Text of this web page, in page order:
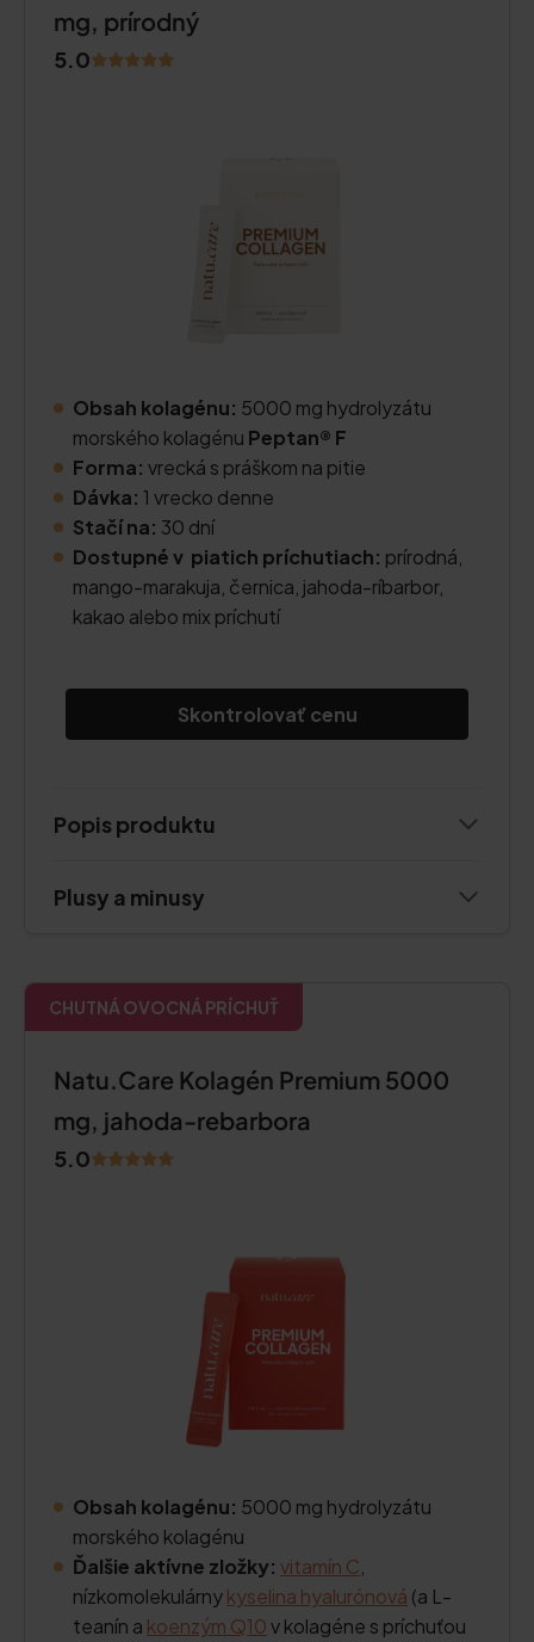
mg, prírodný
5.0
Obsah kolagénu: 5000 mg hydrolyzátu
morského kolagénu Peptan® F
Forma: vrecká s práškom na pitie
Dávka: 1 vrecko denne
Stačí na: 30 dní
Dostupné v piatich príchutiach: prírodná,
mango-marakuja, černica, jahoda-ríbarbor,
kakao alebo mix príchutí
Skontrolovať cenu
Popis produktu
Plusy a minusy
CHUTNÁ OVOCNÁ PRÍCHUŤ
Natu.Care Kolagén Premium 5000
mg, jahoda-rebarbora
5.0
Obsah kolagénu: 5000 mg hydrolyzátu
morského kolagénu
Ďalšie aktívne zložky: vitamín C
nízkomolekulárnykyselina hyalurónová (a L-
teanín a koenzým Q10v kolagéne s príchuťou